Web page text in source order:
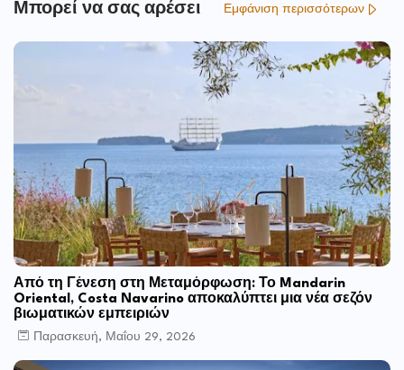
Μπορεί να σας αρέσει Εμφάνιση περισσότερων
Από τη Γένεση στη Μεταμόρφωση: Το Mandarin
Oriental, Costa Navarino αποκαλύπτει μια νέα σεζόν
βιωματικών εμπειριών
Παρασκευή, Μαΐου 29, 2026